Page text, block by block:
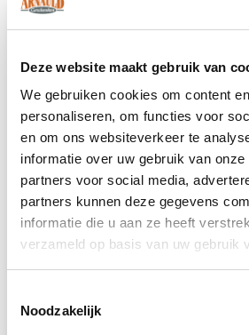
Deze website maakt gebruik van
We gebruiken cookies om content
personaliseren, om functies voor
en om ons websiteverkeer te
informatie over uw gebruik van
partners voor social media,
partners kunnen deze gegevens
informatie die u aan ze heeft
verzameld op basis van uw gebruik
Noodzakelijk